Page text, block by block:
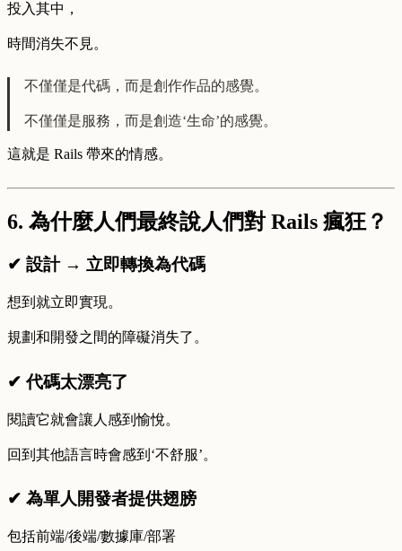
投入其中，
時間消失不見。
不僅僅是代碼，而是創作作品的感覺。
不僅僅是服務，而是創造‘生命’的感覺。
這就是 Rails 帶來的情感。
6. 為什麼人們最終說人們對 Rails 瘋狂？
✔ 設計 → 立即轉換為代碼
想到就立即實現。
規劃和開發之間的障礙消失了。
✔ 代碼太漂亮了
閱讀它就會讓人感到愉悅。
回到其他語言時會感到‘不舒服’。
✔ 為單人開發者提供翅膀
包括前端/後端/數據庫/部署